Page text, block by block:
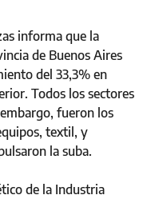
informa que la
de Buenos Aires
del 33,3% en
Todos los sectores
fueron los
textil, y
la suba.
de la Industria